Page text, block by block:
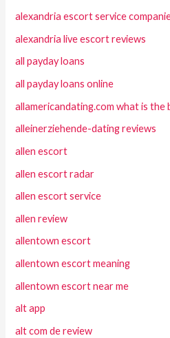
alexandria escort service
alexandria live escort reviews
all payday loans
all payday loans online
allamericandating.com what is the
alleinerziehende-dating reviews
allen escort
allen escort radar
allen escort service
allen review
allentown escort
allentown escort meaning
allentown escort near me
alt app
alt com de review